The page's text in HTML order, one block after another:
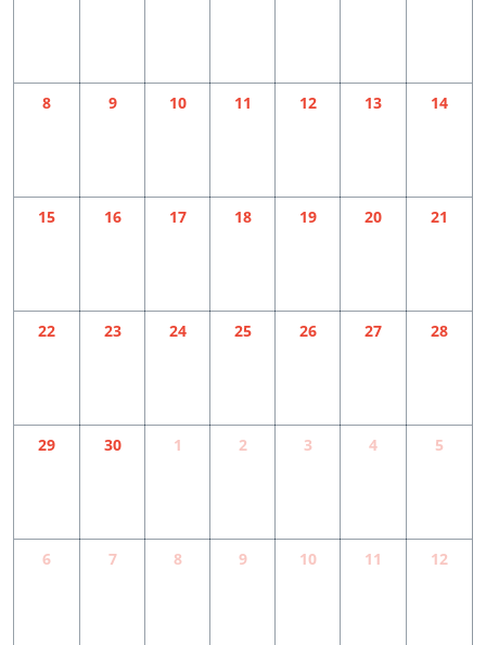
8 9 10 11 12 13 14
15 16 17 18 19 20 21
22 23 24 25 26 27 28
29 30 1 2 3 4 5
6 7 8 9 10 11 12